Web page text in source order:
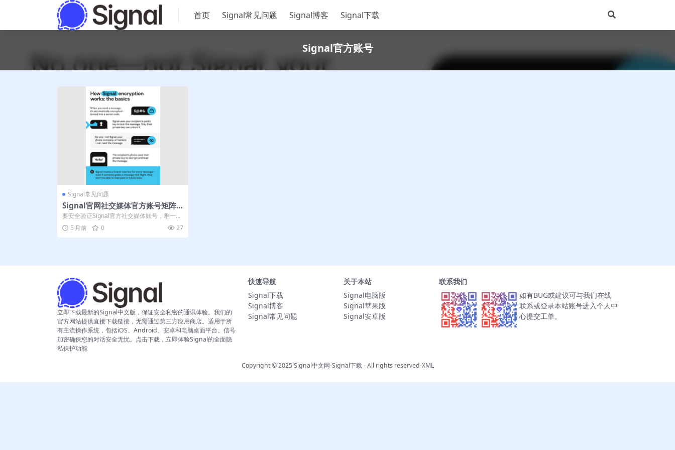
首页 Signal常见问题 Signal博客 Signal下载
Signal官方账号
Signal常见问题
Signal官网社交媒体官方账号矩阵
运营验证
要安全验证Signal官方社交媒体账号，唯一可
靠的方法是访问其官方网站signa...
5 月前 0 27
立即下载最新的Signal中文版，保证安全私密的通讯体验。我们的
官方网站提供直接下载链接，无需通过第三方应用商店。适用于所
有主流操作系统，包括iOS、Android、安卓和电脑桌面平台。信号
加密确保您的对话安全无忧。点击下载，立即体验Signal的全面隐
私保护功能
快速导航
Signal下载
Signal博客
Signal常见问题
关于本站
Signal电脑版
Signal苹果版
Signal安卓版
联系我们
如有BUG或建议可与我们在线
联系或登录本站账号进入个人中
心提交工单。
Copyright © 2025Signal中文网-Signal下载- All rights reserved-XML